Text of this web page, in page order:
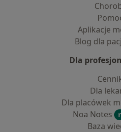
Aplikacje
Blog dla
Dla
Dla
Dla placówek
Noa Notes
Baza